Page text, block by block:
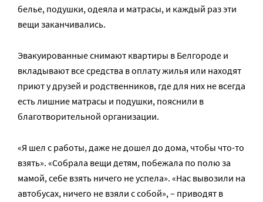
белье, подушки, одеяла и матрасы, и каждый раз эти
вещи заканчивались.
Эвакуированные снимают квартиры в Белгороде и
вкладывают все средства в оплату жилья или находят
приют у друзей и родственников, где для них не всегда
есть лишние матрасы и подушки, пояснили в
благотворительной организации.
«Я шел с работы, даже не дошел до дома, чтобы что-то
взять». «Собрала вещи детям, побежала по полю за
мамой, себе взять ничего не успела». «Нас вывозили на
автобусах, ничего не взяли с собой», – приводят в